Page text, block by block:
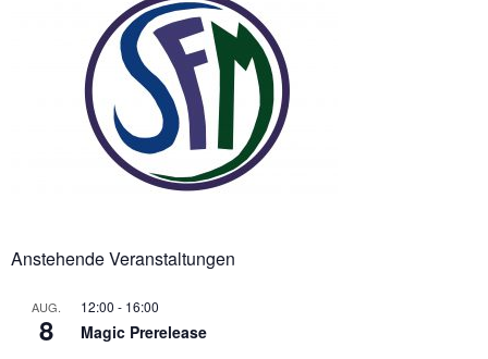
Anstehende Veranstaltungen
AUG.
8
12:00 - 16:00
Magic Prerelease